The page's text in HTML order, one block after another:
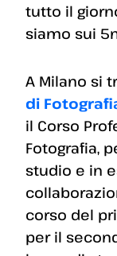
tutto il
siamo sui
A Milano si
di
il Corso
Fotografia,
studio e in
corso del
per il